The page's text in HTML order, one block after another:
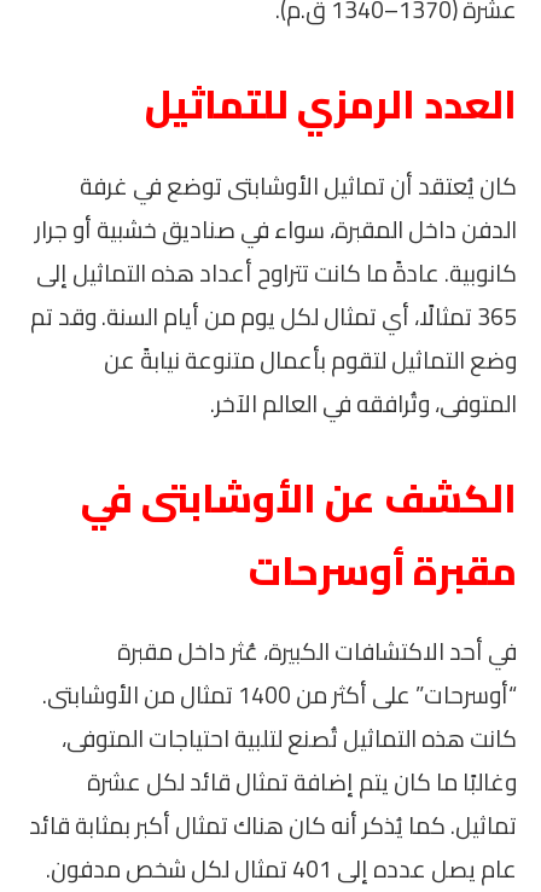
عشرة (1370–1340 ق.م).
العدد الرمزي للتماثيل
كان يُعتقد أن تماثيل الأوشابتى توضع في غرفة
الدفن داخل المقبرة، سواء في صناديق خشبية أو جرار
كانوبية. عادةً ما كانت تتراوح أعداد هذه التماثيل إلى
365 تمثالًا، أي تمثال لكل يوم من أيام السنة. وقد تم
وضع التماثيل لتقوم بأعمال متنوعة نيابةً عن
المتوفى، وتُرافقه في العالم الآخر.
الكشف عن الأوشابتى في
مقبرة أوسرحات
في أحد الاكتشافات الكبيرة، عُثر داخل مقبرة
“أوسرحات” على أكثر من 1400 تمثال من الأوشابتى.
كانت هذه التماثيل تُصنع لتلبية احتياجات المتوفى،
وغالبًا ما كان يتم إضافة تمثال قائد لكل عشرة
تماثيل. كما يُذكر أنه كان هناك تمثال أكبر بمثابة قائد
عام يصل عدده إلى 401 تمثال لكل شخص مدفون.